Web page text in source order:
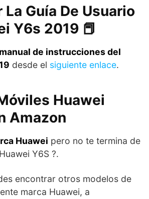
La Guía De Usuario
Y6s 2019 📕
de instrucciones del
desde el siguiente enlace.
Huawei
Amazon
Huawei pero no te termina de
Y6S ?.
encontrar otros modelos de
marca Huawei, a